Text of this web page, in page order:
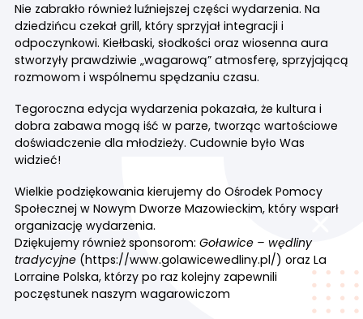
Nie zabrakło również luźniejszej części wydarzenia. Na
dziedzińcu czekał grill, który sprzyjał integracji i
odpoczynkowi. Kiełbaski, słodkości oraz wiosenna aura
stworzyły prawdziwie „wagarową” atmosferę, sprzyjającą
rozmowom i wspólnemu spędzaniu czasu.
Tegoroczna edycja wydarzenia pokazała, że kultura i
dobra zabawa mogą iść w parze, tworząc wartościowe
doświadczenie dla młodzieży. Cudownie było Was
widzieć!
Wielkie podziękowania kierujemy do Ośrodek Pomocy
Społecznej w Nowym Dworze Mazowieckim, który wsparł
organizację wydarzenia.
Dziękujemy również sponsorom: Goławice – wędliny
tradycyjne(https://www.golawicewedliny.pl/) oraz La
Lorraine Polska, którzy po raz kolejny zapewnili
poczęstunek naszym wagarowiczom